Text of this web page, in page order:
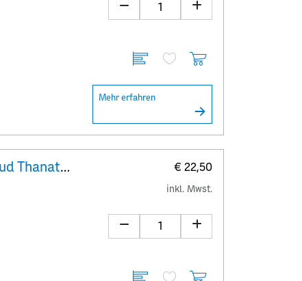
Mehr erfahren
Crypto stamp art Hackatao Freud Thanatos € 22,50
inkl. Mwst.